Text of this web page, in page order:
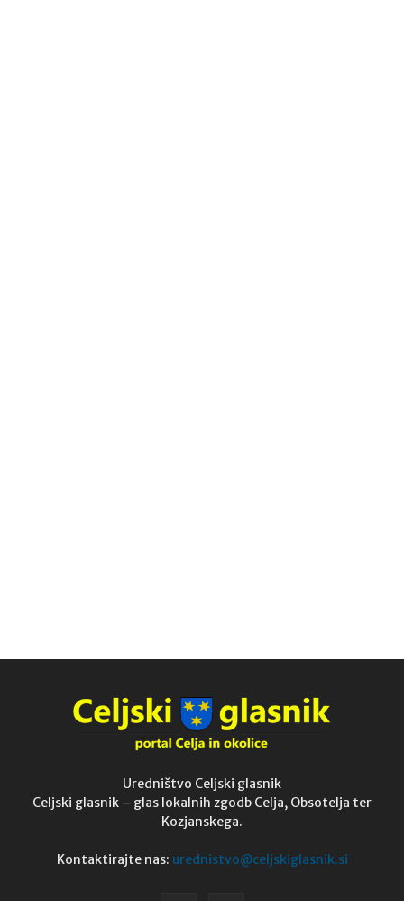
Uredništvo Celjski glasnik
Celjski glasnik – glas lokalnih zgodb Celja, Obsotelja ter
Kozjanskega.
Kontaktirajte nas: urednistvo@celjskiglasnik.si